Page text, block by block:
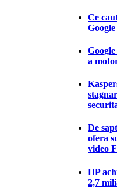
Ce
a
De
ofera
video
HP
2,7